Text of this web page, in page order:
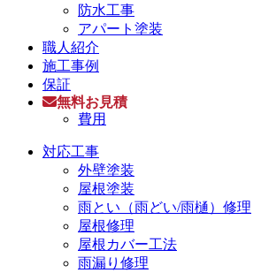
防水工事
アパート塗装
職人紹介
施工事例
保証
無料お見積
費用
対応工事
外壁塗装
屋根塗装
雨とい（雨どい/雨樋）修理
屋根修理
屋根カバー工法
雨漏り修理